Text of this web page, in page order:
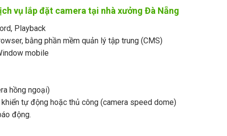
vụ lắp đặt camera tại nhà xưởng Đà Nẵng
Playback
bằng phần mềm quản lý tập trung (CMS)
mobile
hồng ngoại)
tự động hoặc thủ công (camera speed dome)
động.